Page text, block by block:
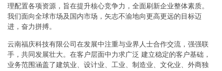
理配置各项资源，旨在提升核心竞争力，全面刷新企业整体素质。
我们面向全球市场及国内市场，矢志不渝地向更高更远的目标迈
进，奋力拼搏。
云南福庆科技有限公司在发展中注重与业界人士合作交流，强强联
手，共同发展壮大。在客户层面中力求广泛 建立稳定的客户基础，
业务范围涵盖了建筑业、设计业、工业、制造业、文化业、外商独